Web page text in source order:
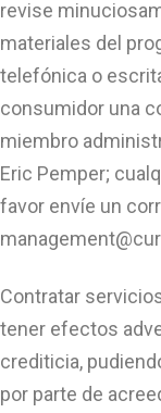
revise
materiales del
telefónica o
consumidor una
miembro
Eric Pemper;
favor envíe un
Contratar
tener efectos
crediticia,
por parte de